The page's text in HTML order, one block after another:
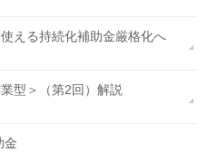
える持続化補助金厳格化へ
型＞（第2回）解説
金